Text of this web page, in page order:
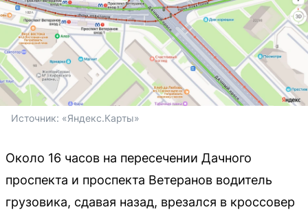
Источник: «Яндекс.Карты»
Около 16 часов на пересечении Дачного
проспекта и проспекта Ветеранов водитель
грузовика, сдавая назад, врезался в кроссовер